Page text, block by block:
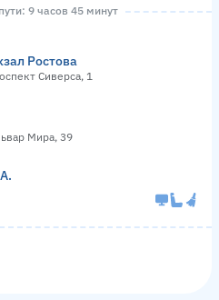
9 часов 45 минут
Ростова
Сиверса, 1
Мира, 39